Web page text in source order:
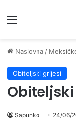
Menu
Naslovna /
Obiteljski grijesi
Sapunko 24/06/